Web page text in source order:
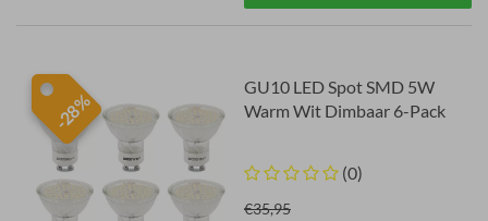
-28%
GU10 LED Spot SMD 5W
Warm Wit Dimbaar 6-Pack
(0)
€35,95